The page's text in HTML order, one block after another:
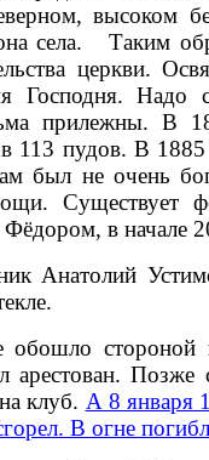
высоком
села. Таким
церкви.
Господня. Надо
прилежны. В
113 пудов. В
был не очень
Существует
в начале
Анатолий
обошло
арестован.
клуб. А 8 января
В огне